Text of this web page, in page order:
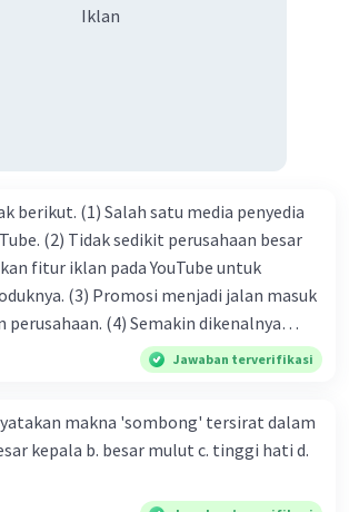
kita bisa berkumpul di sini. Kalimat
Iklan
media penyedia
(2) Tidak sedikit perusahaan besar
fitur iklan pada YouTube untuk
jalan masuk
Semakin dikenalnya
konsumen, semakin besar pula peluang
Urutan yang tepat agar
yang padu adalah .... A. (1)-(2)-(3)-
Jawaban terverifikasi
makna 'sombong' tersirat dalam